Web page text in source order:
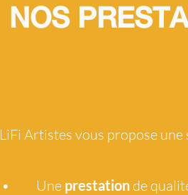
NOS
LiFi Artistes vous propose
• Une prestation de